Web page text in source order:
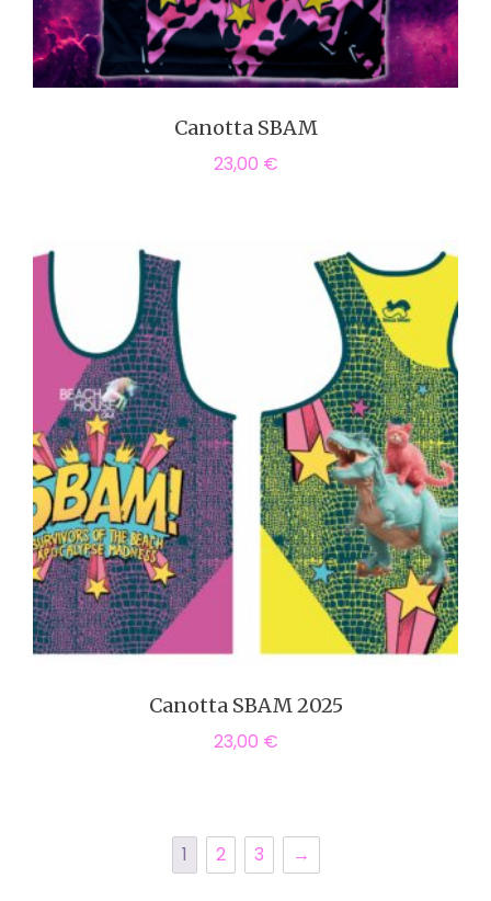
Canotta SBAM
23,00 €
Canotta SBAM 2025
23,00 €
1 2 3 →